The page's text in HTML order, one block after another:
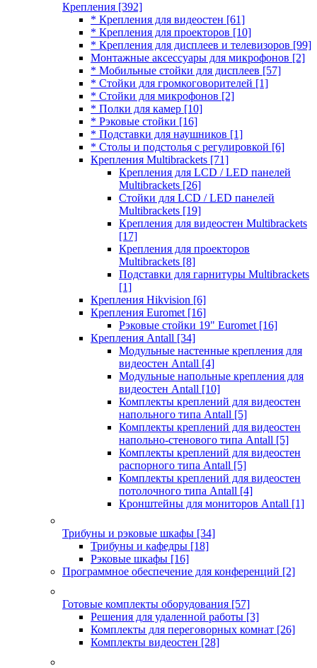
Крепления [392]
* Крепления для видеостен [61]
* Крепления для проекторов [10]
* Крепления для дисплеев и телевизоров [99]
Монтажные аксессуары для микрофонов [2]
* Мобильные стойки для дисплеев [57]
* Стойки для громкоговорителей [1]
* Стойки для микрофонов [2]
* Полки для камер [10]
* Рэковые стойки [16]
* Подставки для наушников [1]
* Столы и подстолья с регулировкой [6]
Крепления Multibrackets [71]
Крепления для LCD / LED панелей
Multibrackets [26]
Стойки для LCD / LED панелей
Multibrackets [19]
Крепления для видеостен Multibrackets
[17]
Крепления для проекторов
Multibrackets [8]
Подставки для гарнитуры Multibrackets
[1]
Крепления Hikvision [6]
Крепления Euromet [16]
Рэковые стойки 19" Euromet [16]
Крепления Antall [34]
Модульные настенные крепления для
видеостен Antall [4]
Модульные напольные крепления для
видеостен Antall [10]
Комплекты креплений для видеостен
напольного типа Antall [5]
Комплекты креплений для видеостен
напольно-стенового типа Antall [5]
Комплекты креплений для видеостен
распорного типа Antall [5]
Комплекты креплений для видеостен
потолочного типа Antall [4]
Кронштейны для мониторов Antall [1]
Трибуны и рэковые шкафы [34]
Трибуны и кафедры [18]
Рэковые шкафы [16]
Программное обеспечение для конференций [2]
Готовые комплекты оборудования [57]
Решения для удаленной работы [3]
Комплекты для переговорных комнат [26]
Комплекты видеостен [28]